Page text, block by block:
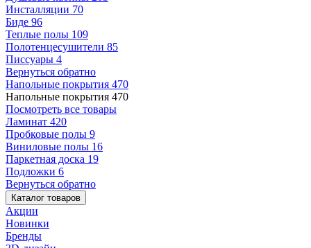
Инсталляции 70
Биде 96
Теплые полы 109
Полотенцесушители 85
Писсуары 4
Вернуться обратно
Напольные покрытия 470
Напольные покрытия 470
Посмотреть все товары
Ламинат 420
Пробковые полы 9
Виниловые полы 16
Паркетная доска 19
Подложки 6
Вернуться обратно
Каталог товаров
Акции
Новинки
Бренды